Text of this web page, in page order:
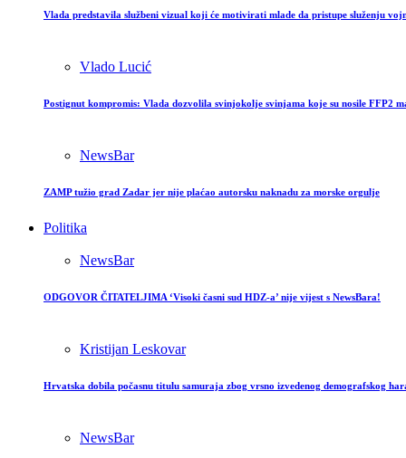
Vlada predstavila službeni vizual koji će motivirati mlade da pristupe služenju
Vlado Lucić
Postignut kompromis: Vlada dozvolila svinjokolje svinjama koje su nosile FFP2
NewsBar
ZAMP tužio grad Zadar jer nije plaćao autorsku naknadu za morske orgulje
Politika
NewsBar
ODGOVOR ČITATELJIMA ‘Visoki časni sud HDZ-a’ nije vijest s NewsBara!
Kristijan Leskovar
Hrvatska dobila počasnu titulu samuraja zbog vrsno izvedenog demografskog
NewsBar